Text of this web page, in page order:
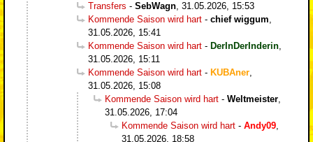
Transfers - SebWagn, 31.05.2026, 15:53
Kommende Saison wird hart - chief wiggum,
31.05.2026, 15:41
Kommende Saison wird hart - DerInDerInderin,
31.05.2026, 15:11
Kommende Saison wird hart - KUBAner,
31.05.2026, 15:08
Kommende Saison wird hart - Weltmeister,
31.05.2026, 17:04
Kommende Saison wird hart - Andy09,
31.05.2026, 18:58